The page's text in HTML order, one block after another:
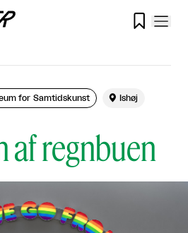

af regnbuen
for Samtidskunst  Ishøj